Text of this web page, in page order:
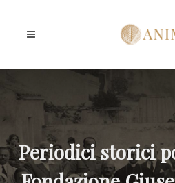
Periodici storici